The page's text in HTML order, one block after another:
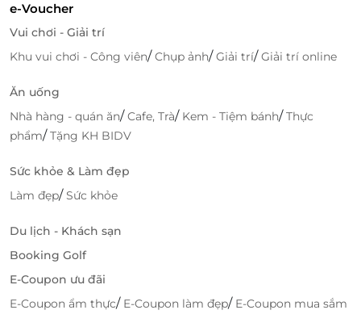
Tiện ích đỉnh cao – Đáp ứng mọi nhu cầu nghỉ
dưỡng
Spa thư giãn,
thiết bị hiện đại
nghiệpcho doanh nhân.
Dịch vụ lưu trú cao cấp, đội ngũ nhân viên thân
e-Voucher
Vui chơi - Giải trí
Khu vui chơi - Công viên/Chụp ảnh/Giải trí/Giải trí online
Ăn uống
Nhà hàng - quán ăn/Cafe, Trà/ Kem - Tiệm bánh/Thực
phẩm/Tặng KH BIDV
Sức khỏe & Làm đẹp
Làm đẹp/Sức khỏe
Du lịch - Khách sạn
Booking Golf
E-Coupon ưu đãi
E-Coupon ẩm thực/ E-Coupon làm đẹp/ E-Coupon mua sắm